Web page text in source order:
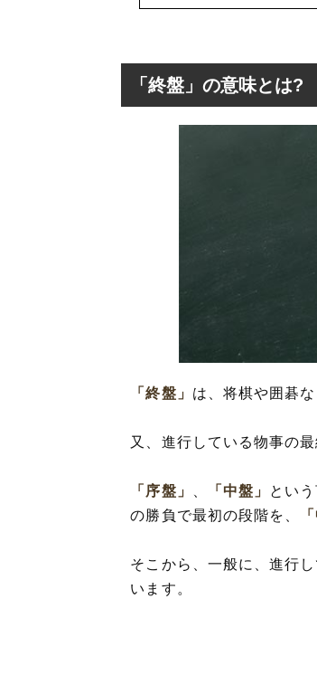
「
「
「
「終盤」の意味とは?
「終盤」 は、将棋や囲碁
又、進行している物事の
「序盤」 「中盤」 とい
の勝負で最初の段階を、
そこから、一般に、進行
います。